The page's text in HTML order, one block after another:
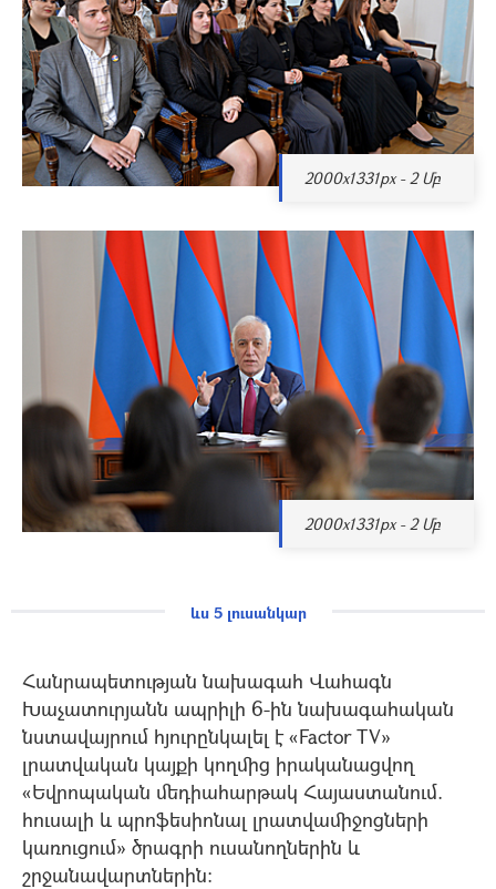
2000x1331px - 2 Մբ
2000x1331px - 2 Մբ
ևս 5 լուսանկար
Հանրապետության նախագահ Վահագն
Խաչատուրյանն ապրիլի 6-ին նախագահական
նստավայրում հյուրընկալել է «Factor TV»
լրատվական կայքի կողմից իրականացվող
«Եվրոպական մեդիահարթակ Հայաստանում.
հուսալի և պրոֆեսիոնալ լրատվամիջոցների
կառուցում» ծրագրի ուսանողներին և
շրջանավարտներին: